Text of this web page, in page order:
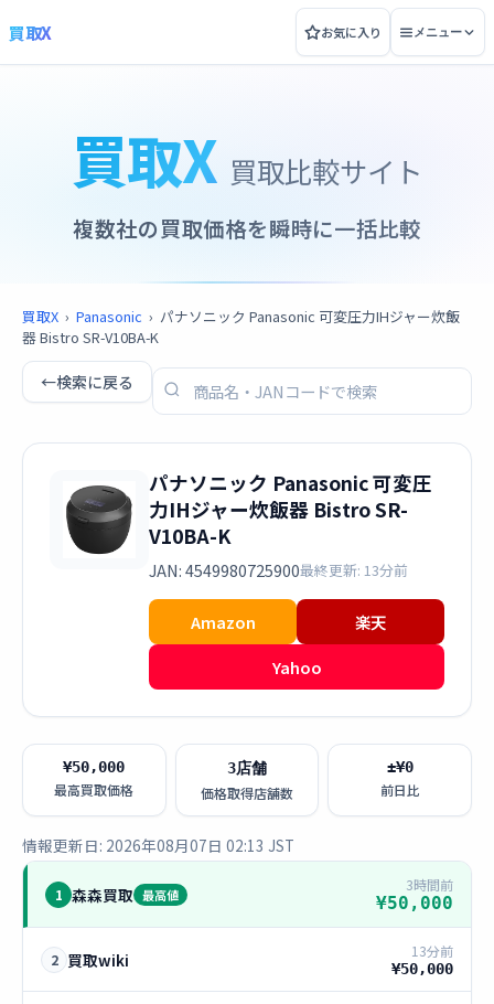
買取X お気に入り メニュー
買取X 買取比較サイト
複数社の買取価格を瞬時に一括比較
買取X › Panasonic › パナソニック Panasonic 可変圧力IHジャー炊飯
器 Bistro SR-V10BA-K
←検索に戻る
パナソニック Panasonic 可変圧
力IHジャー炊飯器 Bistro SR-
V10BA-K
JAN: 4549980725900最終更新: 13分前
Amazon
楽天
Yahoo
¥50,000
最高買取価格
3店舗
価格取得店舗数
±¥0
前日比
情報更新日: 2026年08月07日 02:13 JST
1 森森買取 最高値
3時間前
¥50,000
2 買取wiki 13分前
¥50,000